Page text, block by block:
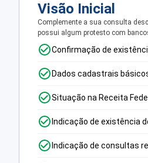
Visão Inicial
Complemente a sua consulta
possui algum protesto com
Confirmação de
Dados cadastrais
Situação na Receita
Indicação de existência
Indicação de consultas